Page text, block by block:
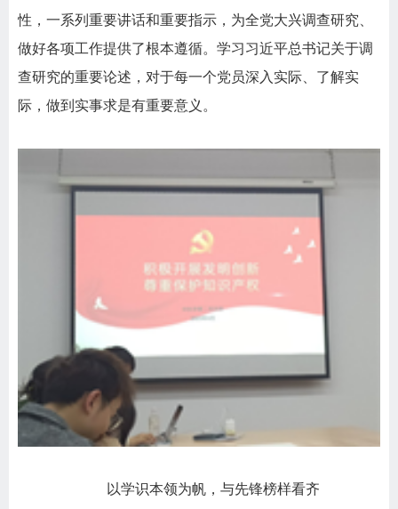
性，一系列重要讲话和重要指示，为全党大兴调查研究、
做好各项工作提供了根本遵循。学习习近平总书记关于调
查研究的重要论述，对于每一个党员深入实际、了解实
际，做到实事求是有重要意义。
以学识本领为帆，与先锋榜样看齐